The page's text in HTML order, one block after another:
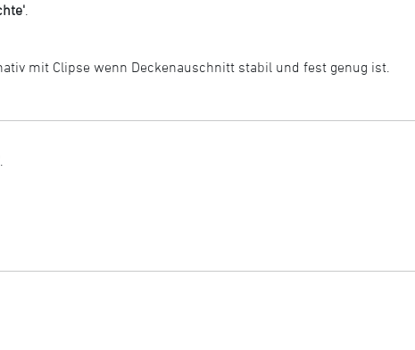
mit Clipse wenn Deckenauschnitt stabil und fest genug ist.